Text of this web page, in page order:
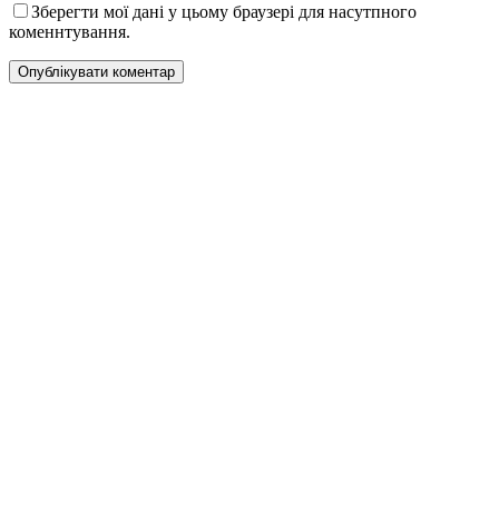
Зберегти мої дані у цьому браузері для насутпного
коменнтування.